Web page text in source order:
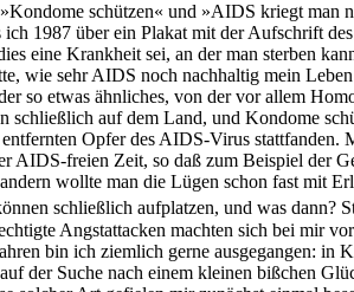
schützen« und »AIDS kriegt man
ich 1987 über ein Plakat mit der Aufschrift
eine Krankheit sei, an der man sterben
wie sehr AIDS noch nachhaltig mein
so etwas ähnliches, von der vor allem
schließlich auf dem Land, und Kondome
Opfer des AIDS-Virus stattfanden.
AIDS-freien Zeit, so daß zum Beispiel der
wollte man die Lügen schon fast mit
schließlich aufplatzen, und was dann?
Angstattacken machten sich bei mir
bin ich ziemlich gerne ausgegangen: in
der Suche nach einem kleinen bißchen